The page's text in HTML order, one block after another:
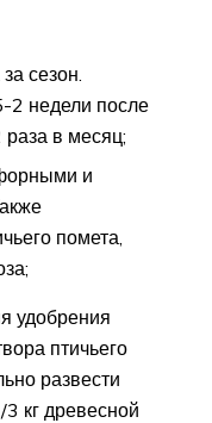
сезон.
2 недели после
в месяц;
и
помета,
удобрения
птичьего
развести
кг древесной